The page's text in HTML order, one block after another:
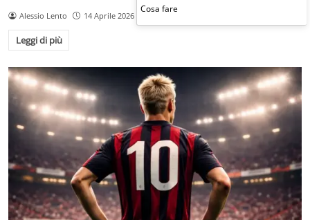
Alessio Lento 14 Aprile 2026
Leggi di più
Cosa fare